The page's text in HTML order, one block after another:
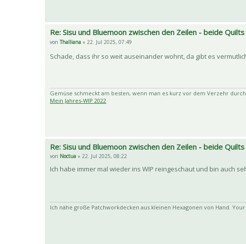
Re: Sisu und Bluemoon zwischen den Zeilen - beide
vonThalliana » 22. Jul 2025, 07:49
Schade, dass ihr so weit auseinander wohnt, da gibt es
Gemüse schmeckt am besten, wenn man es kurz vor dem Verzehr
Mein Jahres-WIP 2022
Re: Sisu und Bluemoon zwischen den Zeilen - beide
von Noctua » 22. Jul 2025, 08:22
Ich habe immer mal wieder ins WIP reingeschaut und bin auch
Ich nähe große Patchworkdecken aus kleinen Hexagonen von Hand.